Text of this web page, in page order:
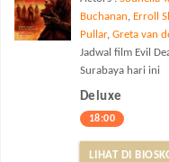
Buchanan, Erroll
Pullar, Greta van
Jadwal film Evil
Surabaya hari ini
Deluxe
18:00
LIHAT DI